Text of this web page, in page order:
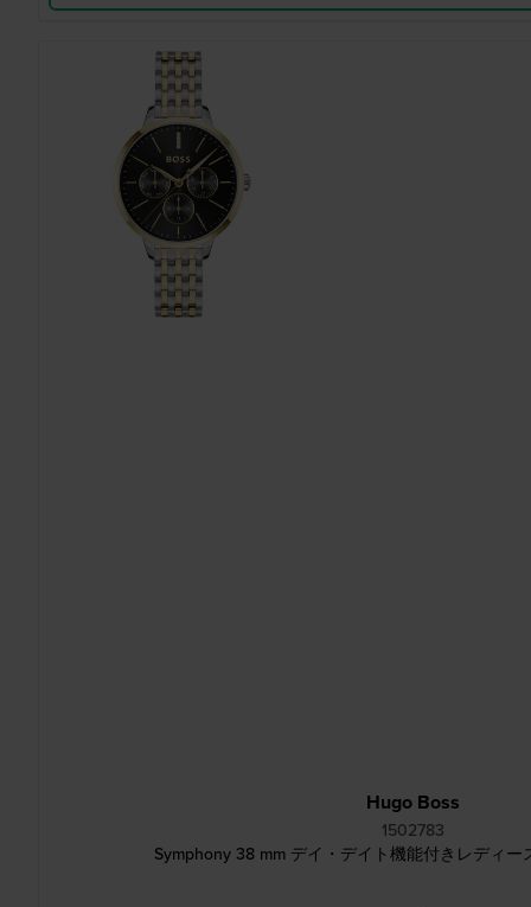
Hugo Boss
1502783
Symphony 38 mm デイ・デイト機能付きレディー